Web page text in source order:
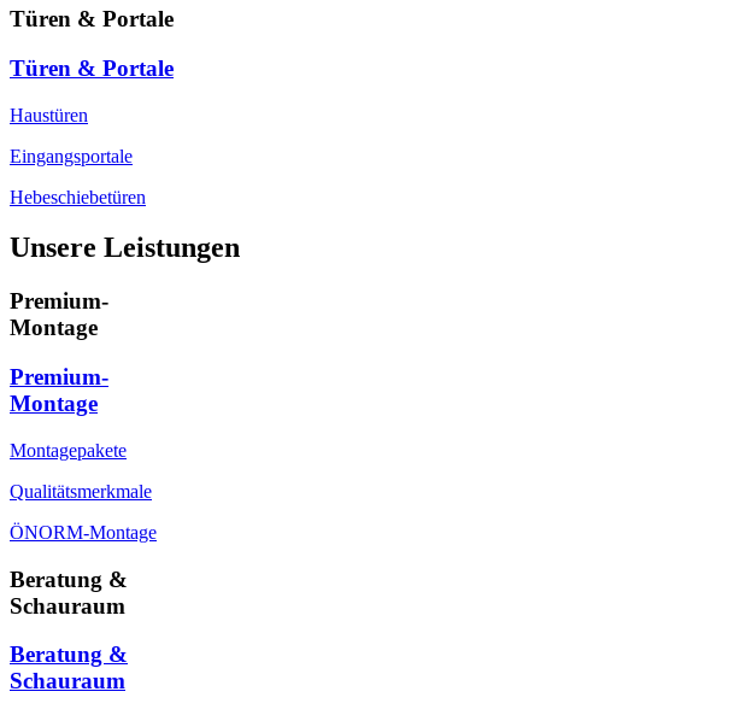
Türen & Portale
Türen & Portale
Haustüren
Eingangsportale
Hebeschiebetüren
Unsere Leistungen
Premium-
Montage
Premium-
Montage
Montagepakete
Qualitätsmerkmale
ÖNORM-Montage
Beratung &
Schauraum
Beratung &
Schauraum